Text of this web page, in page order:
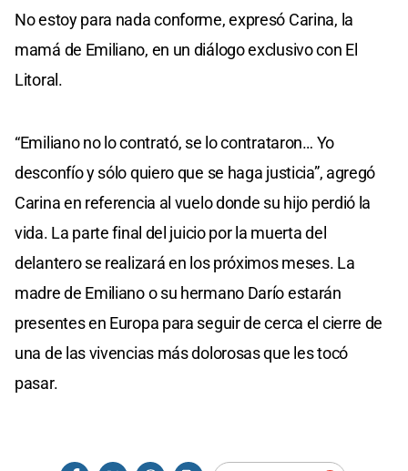
No estoy para nada conforme, expresó Carina, la
mamá de Emiliano, en un diálogo exclusivo con El
Litoral.
“Emiliano no lo contrató, se lo contrataron… Yo
desconfío y sólo quiero que se haga justicia”, agregó
Carina en referencia al vuelo donde su hijo perdió la
vida. La parte final del juicio por la muerta del
delantero se realizará en los próximos meses. La
madre de Emiliano o su hermano Darío estarán
presentes en Europa para seguir de cerca el cierre de
una de las vivencias más dolorosas que les tocó
pasar.